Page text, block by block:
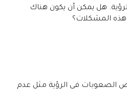
هل يمكن أن يكون هناك
المشكلات؟
الصعوبات في الرؤية مثل عدم